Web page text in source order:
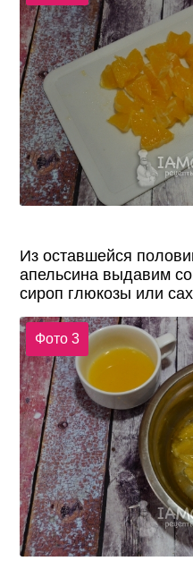
Из оставшейся
апельсина выдавим
сироп глюкозы или
Фото 3